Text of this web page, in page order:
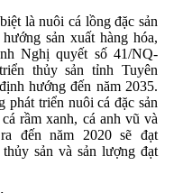
là nuôi cá lồng đặc sản
sản xuất hàng hóa,
Nghị quyết số 41/NQ-
thủy sản tỉnh Tuyên
hướng đến năm 2035.
phát triển nuôi cá đặc sản
rầm xanh, cá anh vũ và
đến năm 2020 sẽ đạt
sản và sản lượng đạt